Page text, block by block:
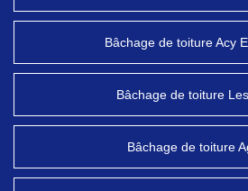
Bâchage de toiture Acy
Bâchage de toiture
Bâchage de toiture